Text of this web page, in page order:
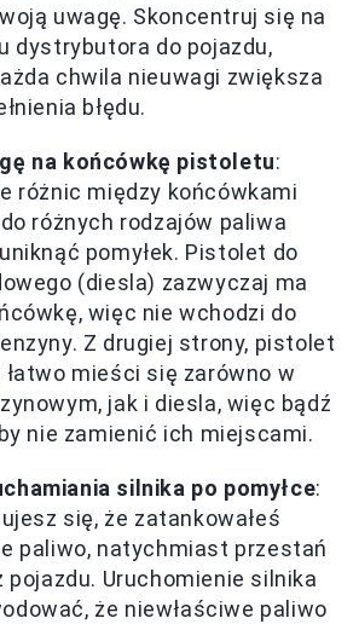
uwagę. Skoncentruj się na
dystrybutora do pojazdu,
chwila nieuwagi zwiększa
błędu.
na końcówkę pistoletu:
różnic między końcówkami
różnych rodzajów paliwa
pomyłek. Pistolet do
(diesla) zazwyczaj ma
więc nie wchodzi do
Z drugiej strony, pistolet
łatwo mieści się zarówno w
jak i diesla, więc bądź
nie zamienić ich miejscami.
silnika po pomyłce:
się, że zatankowałeś
paliwo, natychmiast przestań
pojazdu. Uruchomienie silnika
że niewłaściwe paliwo